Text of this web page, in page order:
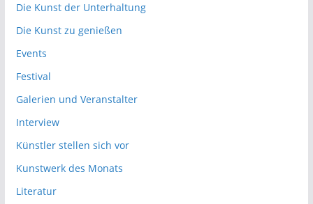
Die Kunst der Unterhaltung
Die Kunst zu genießen
Events
Festival
Galerien und Veranstalter
Interview
Künstler stellen sich vor
Kunstwerk des Monats
Literatur